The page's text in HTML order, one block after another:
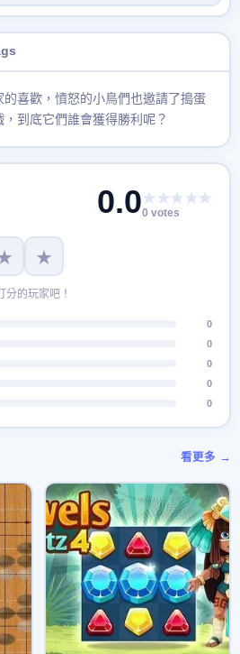
喜歡，憤怒的小鳥們也邀請了搗蛋
到底它們誰會獲得勝利呢？
0.0★★★★★
0 votes
★
分的玩家吧！
0
0
0
0
0
看更多 →